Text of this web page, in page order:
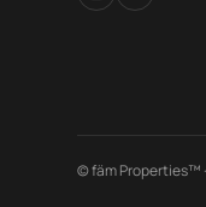
© fäm Properties™ ·